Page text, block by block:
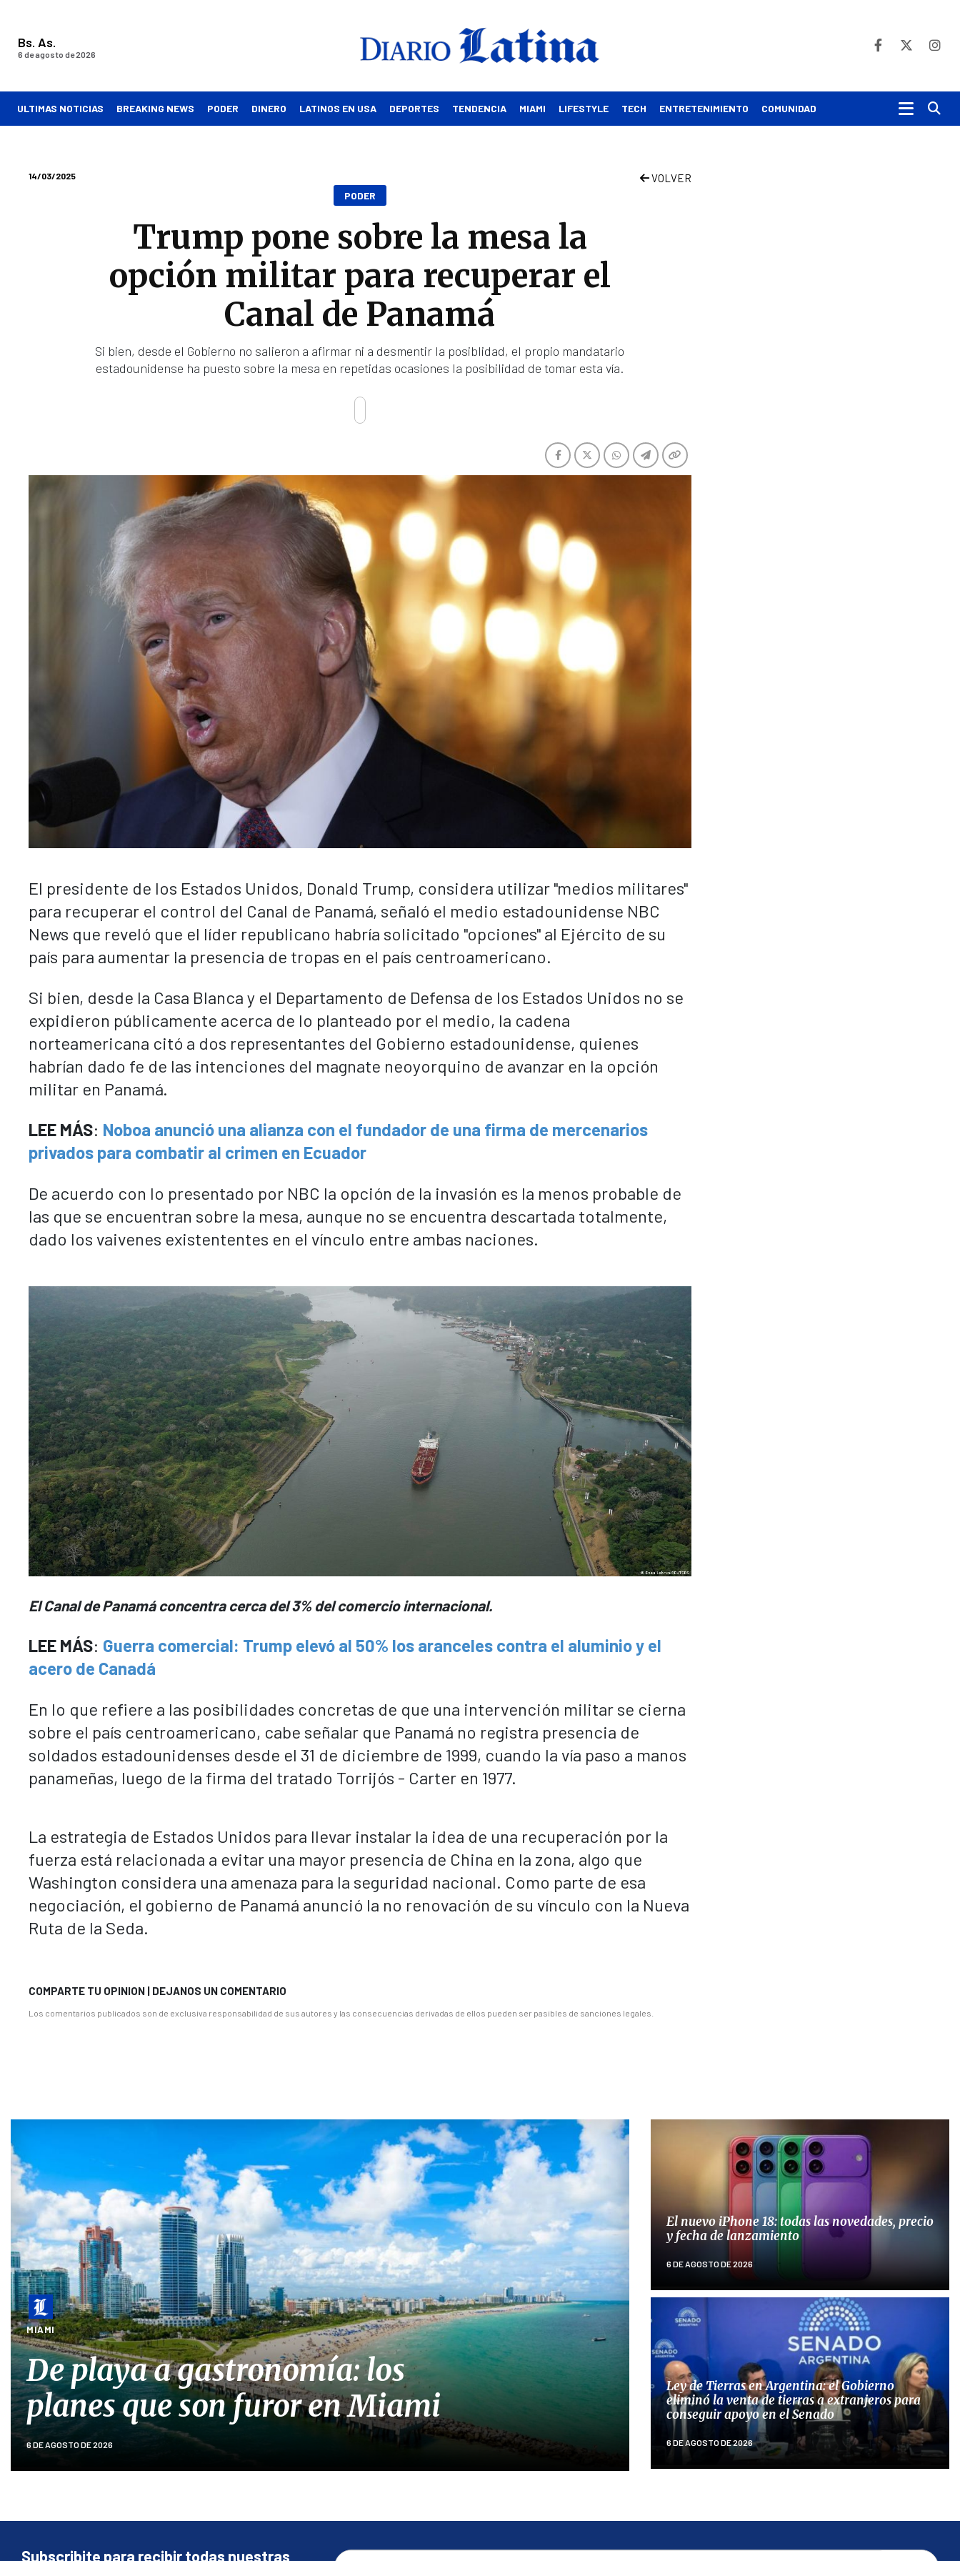
Bs. As.
6 de agosto de 2026
ULTIMAS NOTICIAS BREAKING NEWS PODER DINERO LATINOS EN USA DEPORTES TENDENCIA MIAMI LIFESTYLE TECH ENTRETENIMIENTO COMUNIDAD
14/03/2025 VOLVER
PODER
Trump pone sobre la mesa la
opción militar para recuperar el
Canal de Panamá
Si bien, desde el Gobierno no salieron a afirmar ni a desmentir la posiblidad, el propio mandatario
estadounidense ha puesto sobre la mesa en repetidas ocasiones la posibilidad de tomar esta vía.
El presidente de los Estados Unidos, Donald Trump, considera utilizar "medios militares"
para recuperar el control del Canal de Panamá, señaló el medio estadounidense NBC
News que reveló que el líder republicano habría solicitado "opciones" al Ejército de su
país para aumentar la presencia de tropas en el país centroamericano.
Si bien, desde la Casa Blanca y el Departamento de Defensa de los Estados Unidos no se
expidieron públicamente acerca de lo planteado por el medio, la cadena
norteamericana citó a dos representantes del Gobierno estadounidense, quienes
habrían dado fe de las intenciones del magnate neoyorquino de avanzar en la opción
militar en Panamá.
LEE MÁS: Noboa anunció una alianza con el fundador de una firma de mercenarios
privados para combatir al crimen en Ecuador
De acuerdo con lo presentado por NBC la opción de la invasión es la menos probable de
las que se encuentran sobre la mesa, aunque no se encuentra descartada totalmente,
dado los vaivenes existententes en el vínculo entre ambas naciones.
El Canal de Panamá concentra cerca del 3% del comercio internacional.
LEE MÁS: Guerra comercial: Trump elevó al 50% los aranceles contra el aluminio y el
acero de Canadá
En lo que refiere a las posibilidades concretas de que una intervención militar se cierna
sobre el país centroamericano, cabe señalar que Panamá no registra presencia de
soldados estadounidenses desde el 31 de diciembre de 1999, cuando la vía paso a manos
panameñas, luego de la firma del tratado Torrijós - Carter en 1977.
La estrategia de Estados Unidos para llevar instalar la idea de una recuperación por la
fuerza está relacionada a evitar una mayor presencia de China en la zona, algo que
Washington considera una amenaza para la seguridad nacional. Como parte de esa
negociación, el gobierno de Panamá anunció la no renovación de su vínculo con la Nueva
Ruta de la Seda.
COMPARTE TU OPINION | DEJANOS UN COMENTARIO
Los comentarios publicados son de exclusiva responsabilidad de sus autores y las consecuencias derivadas de ellos pueden ser pasibles de sanciones legales.
MIAMI
De playa a gastronomía: los
planes que son furor en Miami
6 DE AGOSTO DE 2026
El nuevo iPhone 18: todas las novedades, precio
y fecha de lanzamiento
6 DE AGOSTO DE 2026
Ley de Tierras en Argentina: el Gobierno
eliminó la venta de tierras a extranjeros para
conseguir apoyo en el Senado
6 DE AGOSTO DE 2026
Subscribite para recibir todas nuestras